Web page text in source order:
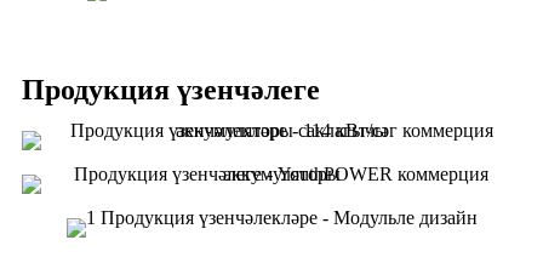
Продукция үзенчәлеге